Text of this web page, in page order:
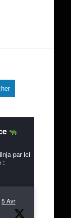
par ici
:
5 Avr